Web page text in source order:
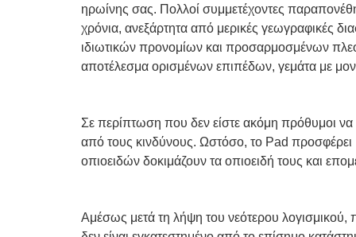
ηρωίνης σας. Πολλοί συμμετέχοντες
χρόνια, ανεξάρτητα από μερικές γεωγραφικές
ιδιωτικών προνομίων και προσαρμοσμένων
αποτέλεσμα ορισμένων επιπέδων, γεμάτα με
Σε περίπτωση που δεν είστε ακόμη πρόθυμοι
από τους κινδύνους. Ωστόσο, το Pad προσφέρει
οπιοειδών δοκιμάζουν τα οπιοειδή τους και
Αμέσως μετά τη λήψη του νεότερου